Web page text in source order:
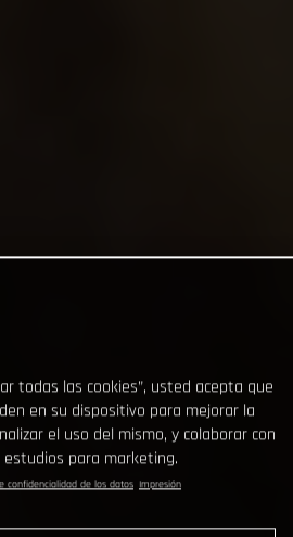
todas las cookies”, usted acepta que
en su dispositivo para mejorar la
el uso del mismo, y colaborar con
para marketing.
confidencialidad de los datos Impresión